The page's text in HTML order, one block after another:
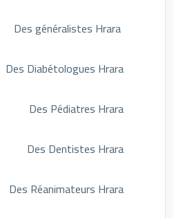
Des Diabétologues Hrara
Des Pédiatres Hrara
Des Dentistes Hrara
Des Réanimateurs Hrara